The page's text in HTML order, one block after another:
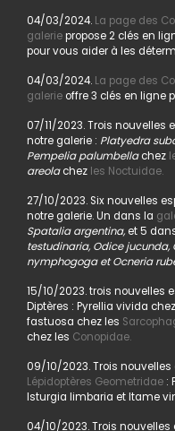
04/03/2024. La page des
galeriepropose 2 clés en
pour vous aider à les
04/03/2024. La page des
galerieoffre 3 clés en ligne
07/11/2023. Trois nouvelles
notre galerie : Platyedra
Pempelia palumbellachez
areolachez les Noctuidae.
27/10/2023. Six nouvelles
notre galerie. Un dans la
Spatalia argentina, et 5
testudinaria, Odice
nymphogoga et Ocneria
15/10/2023. trois nouvelles
Diptères : Pyrellia vivida
fastuosa chez les
chez les Conopidae.
09/10/2023. Trois
Lépidoptères Geometridae:
Isturgia limbaria et Itame
04/10/2023. Trois